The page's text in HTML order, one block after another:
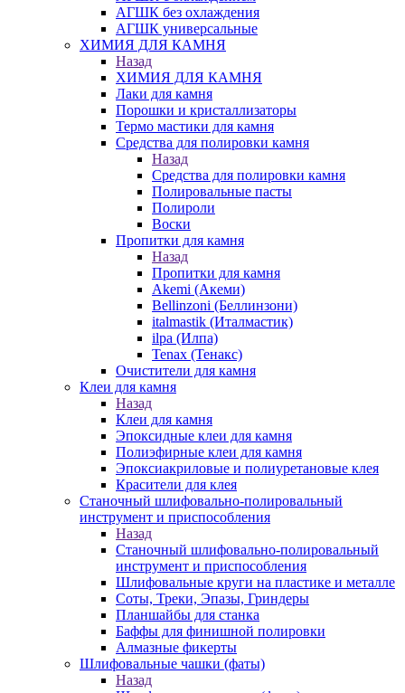
АГШК без охлаждения
АГШК универсальные
ХИМИЯ ДЛЯ КАМНЯ
Назад
ХИМИЯ ДЛЯ КАМНЯ
Лаки для камня
Порошки и кристаллизаторы
Термо мастики для камня
Средства для полировки камня
Назад
Средства для полировки камня
Полировальные пасты
Полироли
Воски
Пропитки для камня
Назад
Пропитки для камня
Akemi (Акеми)
Bellinzoni (Беллинзони)
italmastik (Италмастик)
ilpa (Илпа)
Tenax (Тенакс)
Очистители для камня
Клеи для камня
Назад
Клеи для камня
Эпоксидные клеи для камня
Полиэфирные клеи для камня
Эпоксиакриловые и полиуретановые клея
Красители для клея
Станочный шлифовально-полировальный
инструмент и приспособления
Назад
Станочный шлифовально-полировальный
инструмент и приспособления
Шлифовальные круги на пластике и металле
Соты, Треки, Эпазы, Гриндеры
Планшайбы для станка
Баффы для финишной полировки
Алмазные фикерты
Шлифовальные чашки (фаты)
Назад